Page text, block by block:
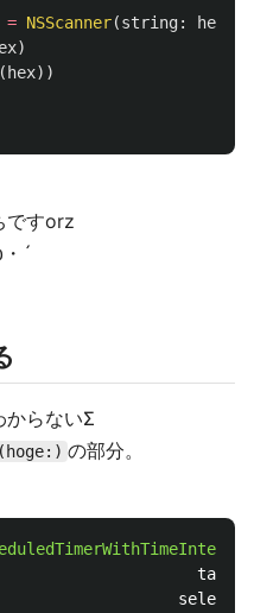
= NSScanner(string:
)
( hex))
ですorz
´
からないΣ
の部分。